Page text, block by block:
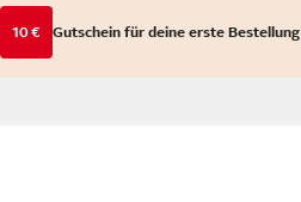
10 € Gutschein für deine erste Bestellung